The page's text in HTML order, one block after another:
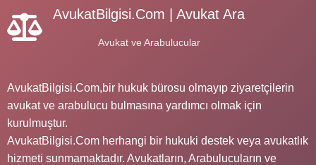
AvukatBilgisi.Com | Avukat Ara
Avukat ve Arabulucular
AvukatBilgisi.Com,bir hukuk bürosu olmayıp ziyaretçilerin
avukat ve arabulucu bulmasına yardımcı olmak için
kurulmuştur.
AvukatBilgisi.Com herhangi bir hukuki destek veya avukatlık
hizmeti sunmamaktadır. Avukatların, Arabulucuların ve